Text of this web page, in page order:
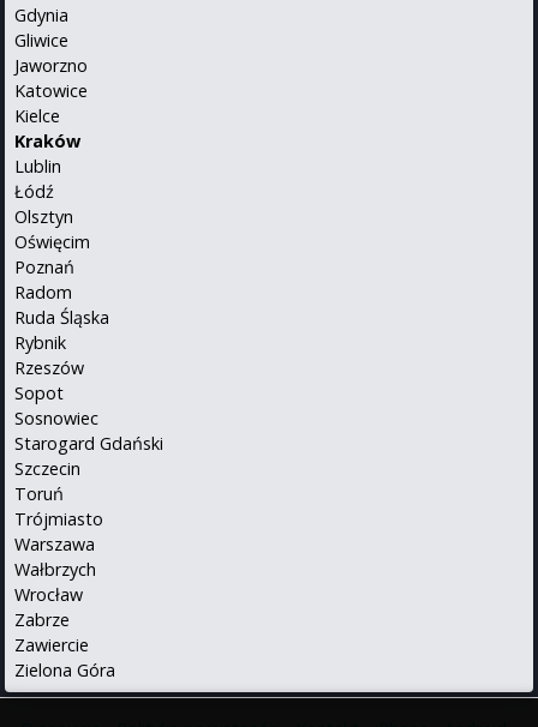
Gdynia
Gliwice
Jaworzno
Katowice
Kielce
Kraków
Lublin
Łódź
Olsztyn
Oświęcim
Poznań
Radom
Ruda Śląska
Rybnik
Rzeszów
Sopot
Sosnowiec
Starogard Gdański
Szczecin
Toruń
Trójmiasto
Warszawa
Wałbrzych
Wrocław
Zabrze
Zawiercie
Zielona Góra